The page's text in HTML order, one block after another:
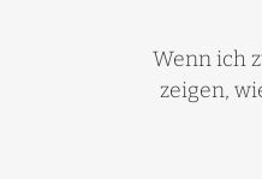
Wenn ich
zeigen,